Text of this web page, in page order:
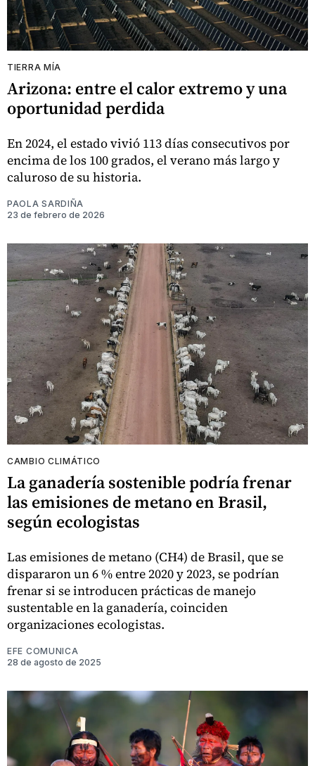
TIERRA MÍA
Arizona: entre el calor extremo y una
oportunidad perdida
En 2024, el estado vivió 113 días consecutivos por
encima de los 100 grados, el verano más largo y
caluroso de su historia.
PAOLA SARDIÑA
23 de febrero de 2026
CAMBIO CLIMÁTICO
La ganadería sostenible podría frenar
las emisiones de metano en Brasil,
según ecologistas
Las emisiones de metano (CH4) de Brasil, que se
dispararon un 6 % entre 2020 y 2023, se podrían
frenar si se introducen prácticas de manejo
sustentable en la ganadería, coinciden
organizaciones ecologistas.
EFE COMUNICA
28 de agosto de 2025